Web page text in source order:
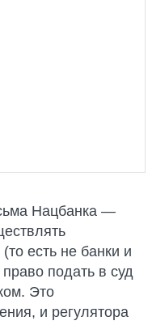
Нацбанка —
есть не банки и
подать в суд
Это
и регулятора